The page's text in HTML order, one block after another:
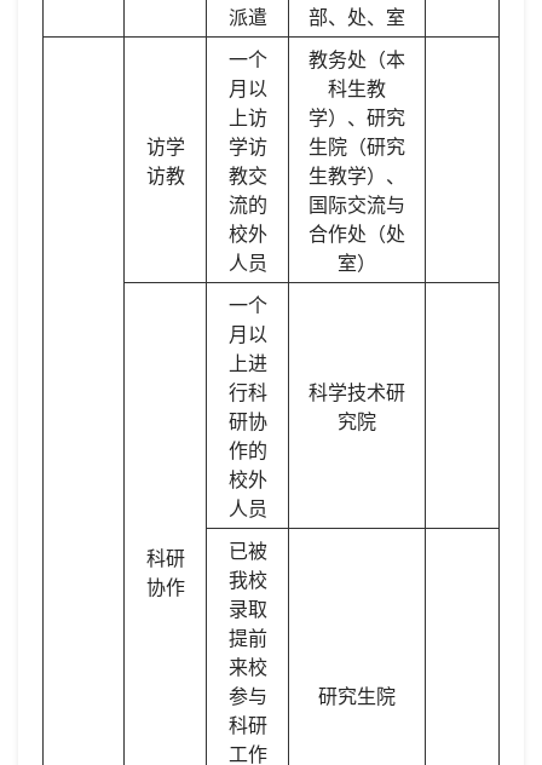
派遣
部、处、室
访学
访教
一个
月以
上访
学访
教交
流的
校外
人员
教务处（本
科生教
学）、研究
生院（研究
生教学）、
国际交流与
合作处（处
室）
科研
协作
一个
月以
上进
行科
研协
作的
校外
人员
科学技术研
究院
已被
我校
录取
提前
来校
参与
科研
工作
研究生院